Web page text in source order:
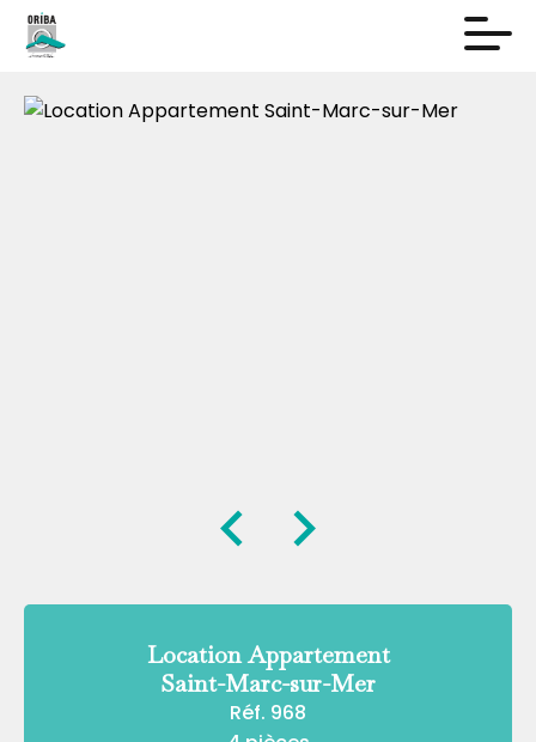
Location Appartement
Saint-Marc-sur-Mer
Réf. 968